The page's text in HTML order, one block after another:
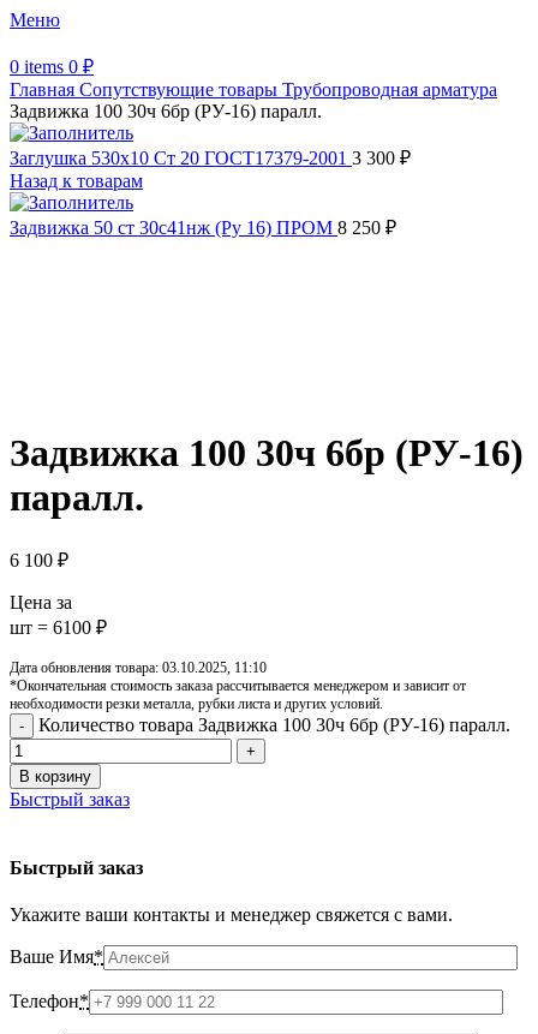
Меню
0 items 0 ₽
Главная Сопутствующие товары Трубопроводная арматура
Задвижка 100 30ч 6бр (РУ-16) паралл.
Заглушка 530х10 Ст 20 ГОСТ17379-2001 3 300 ₽
Назад к товарам
Задвижка 50 ст 30с41нж (Ру 16) ПРОМ 8 250 ₽
Задвижка 100 30ч 6бр (РУ-16)
паралл.
6 100 ₽
Цена за
шт = 6100 ₽
Дата обновления товара: 03.10.2025, 11:10
*Окончательная стоимость заказа рассчитывается менеджером и зависит от
необходимости резки металла, рубки листа и других условий.
Количество товара Задвижка 100 30ч 6бр (РУ-16) паралл.
В корзину
Быстрый заказ
Быстрый заказ
Укажите ваши контакты и менеджер свяжется с вами.
Ваше Имя*
Телефон*